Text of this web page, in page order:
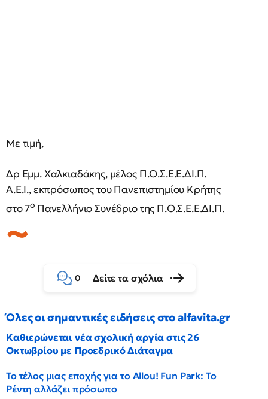
Με τιμή,
Δρ Εμμ. Χαλκιαδάκης, μέλος Π.Ο.Σ.Ε.Ε.ΔΙ.Π.
Α.Ε.Ι., εκπρόσωπος του Πανεπιστημίου Κρήτης
στο 7ο Πανελλήνιο Συνέδριο της Π.Ο.Σ.Ε.Ε.ΔΙ.Π.
0 Δείτε τα σχόλια
Όλες οι σημαντικές ειδήσεις στο alfavita.gr
Καθιερώνεται νέα σχολική αργία στις 26
Οκτωβρίου με Προεδρικό Διάταγμα
Το τέλος μιας εποχής για το Allou! Fun Park: Το
Ρέντη αλλάζει πρόσωπο